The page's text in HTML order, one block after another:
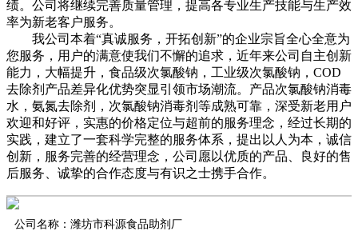
绩。公司将继续完善质量管理，提高各专业生产技能与生产效
率为新老客户服务。
我公司本着“真诚服务，开拓创新”的企业宗旨全心全意为
您服务，用户的满意使我们不懈的追求，近年来公司自主创新
能力，大幅提升，食品级次氯酸钠，工业级次氯酸钠，COD
去除剂产品差异化优势突显引领市场潮流。产品次氯酸钠消毒
水，氨氮去除剂，次氯酸钠消毒剂等成熟可靠，深受新老用户
欢迎和好评，实惠的价格定位与超前的服务理念，经过长期的
实践，建立了一套科学完整的服务体系，提出以人为本，诚信
创新，服务完善的经营理念，公司愿以优质的产品、良好的售
后服务、诚挚的合作态度与有识之士携手合作。
公司名称：潍坊市科源食品助剂厂